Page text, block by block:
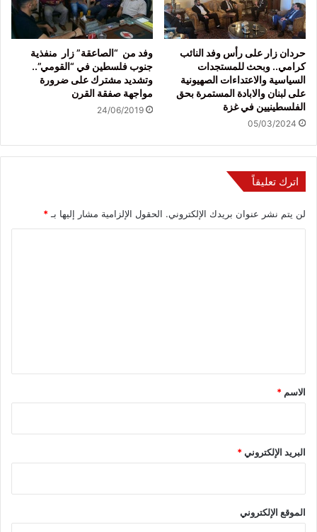
حردان زار على رأس وفد النائب
كرامي.. وبحث للمستجدات
السياسية والاعتداءات الصهيونية
على لبنان والابادة المستمرة بحق
الفلسطينيين في غزة
05/03/2024
وفد من “الصاعقة” زار منفذية
جنوب فلسطين في “القومي”..
وتشديد مشترك على ضرورة
مواجهة صفقة القرن
24/06/2019
اترك تعليقاً
لن يتم نشر عنوان بريدك الإلكتروني. الحقول الإلزامية مشار إليها بـ*
*
الاسم *
البريد الإلكتروني*
الموقع الإلكتروني